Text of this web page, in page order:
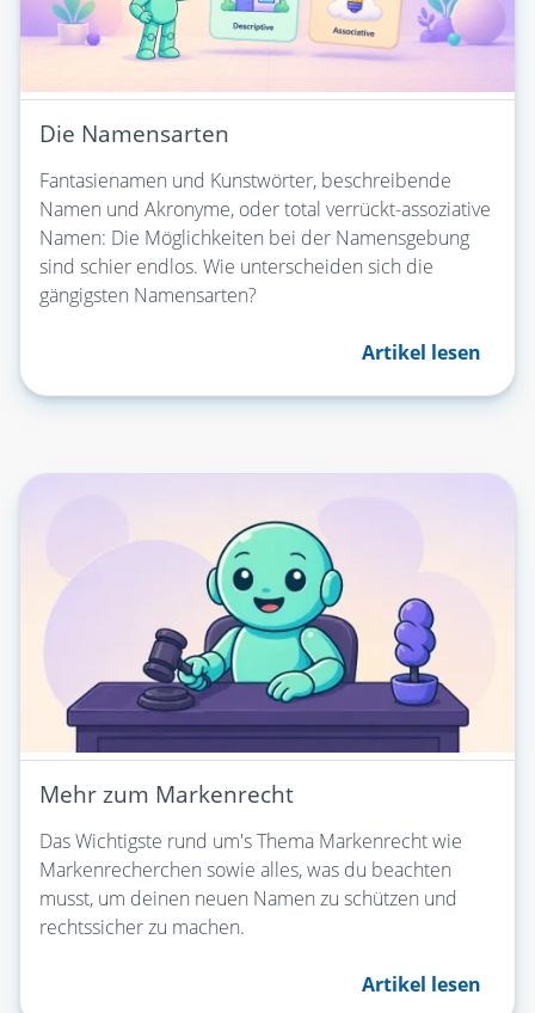
Die Namensarten
Fantasienamen und Kunstwörter, beschreibende
Namen und Akronyme, oder total verrückt-assoziative
Namen: Die Möglichkeiten bei der Namensgebung
sind schier endlos. Wie unterscheiden sich die
gängigsten Namensarten?
Artikel lesen
Mehr zum Markenrecht
Das Wichtigste rund um's Thema Markenrecht wie
Markenrecherchen sowie alles, was du beachten
musst, um deinen neuen Namen zu schützen und
rechtssicher zu machen.
Artikel lesen